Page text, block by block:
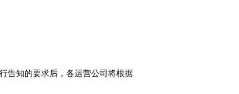
告知的要求后，各运营公司将根据